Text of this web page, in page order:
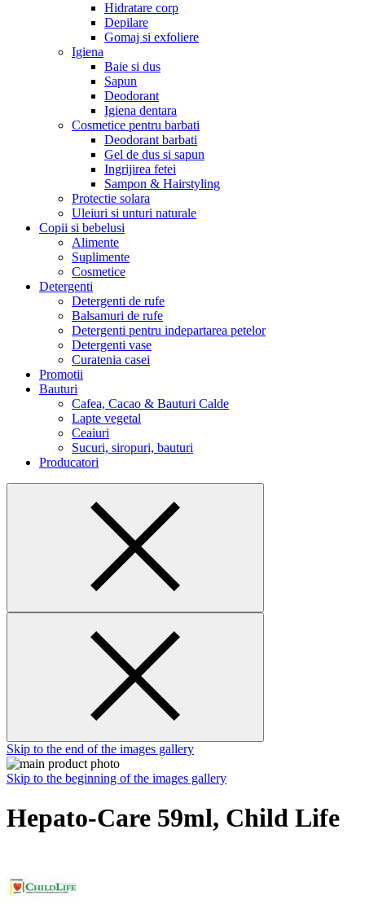
Hidratare corp
Depilare
Gomaj si exfoliere
Igiena
Baie si dus
Sapun
Deodorant
Igiena dentara
Cosmetice pentru barbati
Deodorant barbati
Gel de dus si sapun
Ingrijirea fetei
Sampon & Hairstyling
Protectie solara
Uleiuri si unturi naturale
Copii si bebelusi
Alimente
Suplimente
Cosmetice
Detergenti
Detergenti de rufe
Balsamuri de rufe
Detergenti pentru indepartarea petelor
Detergenti vase
Curatenia casei
Promotii
Bauturi
Cafea, Cacao & Bauturi Calde
Lapte vegetal
Ceaiuri
Sucuri, siropuri, bauturi
Producatori
Skip to the end of the images gallery
Skip to the beginning of the images gallery
Hepato-Care 59ml, Child Life